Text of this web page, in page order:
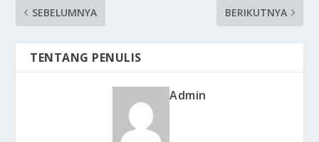
SEBELUMNYA BERIKUTNYA
TENTANG PENULIS
Admin